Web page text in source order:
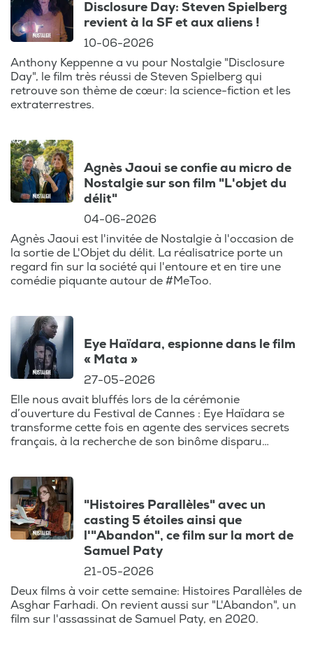
Disclosure Day: Steven Spielberg
revient à la SF et aux aliens !
10-06-2026
Anthony Keppenne a vu pour Nostalgie "Disclosure
Day", le film très réussi de Steven Spielberg qui
retrouve son thème de cœur: la science-fiction et les
extraterrestres.
Agnès Jaoui se confie au micro de
Nostalgie sur son film "L'objet du
délit"
04-06-2026
Agnès Jaoui est l'invitée de Nostalgie à l'occasion de
la sortie de L'Objet du délit. La réalisatrice porte un
regard fin sur la société qui l'entoure et en tire une
comédie piquante autour de #MeToo.
Eye Haïdara, espionne dans le film
« Mata »
27-05-2026
Elle nous avait bluffés lors de la cérémonie
d’ouverture du Festival de Cannes : Eye Haïdara se
transforme cette fois en agente des services secrets
français, à la recherche de son binôme disparu…
"Histoires Parallèles" avec un
casting 5 étoiles ainsi que
l'"Abandon", ce film sur la mort de
Samuel Paty
21-05-2026
Deux films à voir cette semaine: Histoires Parallèles de
Asghar Farhadi. On revient aussi sur "L'Abandon", un
film sur l'assassinat de Samuel Paty, en 2020.